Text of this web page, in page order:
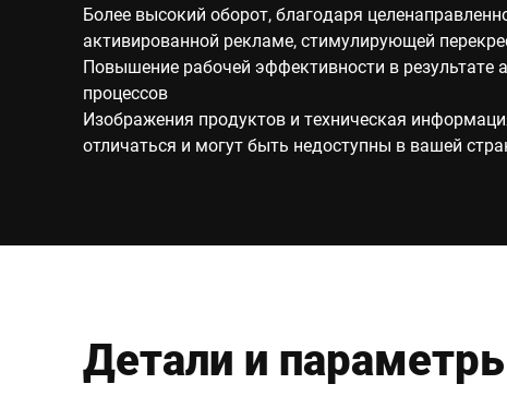
Более высокий оборот, благодаря
активированной рекламе, стимулирующей
Повышение рабочей эффективности в результате
процессов
Изображения продуктов и техническая
отличаться и могут быть недоступны в вашей
Детали и